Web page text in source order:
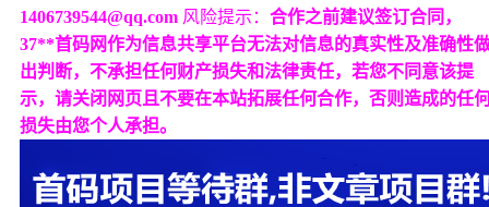
1406739544@qq.com 风险提示： 合作之前建议签订合同，
37**首码网作为信息共享平台无法对信息的真实性及准确性
出判断，不承担任何财产损失和法律责任，若您不同意该提
示，请关闭网页且不要在本站拓展任何合作，否则造成的任
损失由您个人承担。